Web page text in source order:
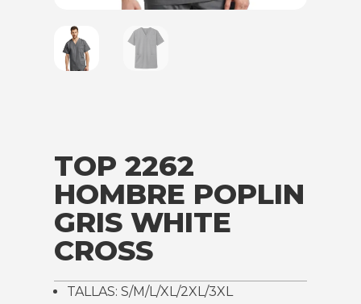
TOP 2262
HOMBRE POPLIN
GRIS WHITE
CROSS
TALLAS: S/M/L/XL/2XL/3XL